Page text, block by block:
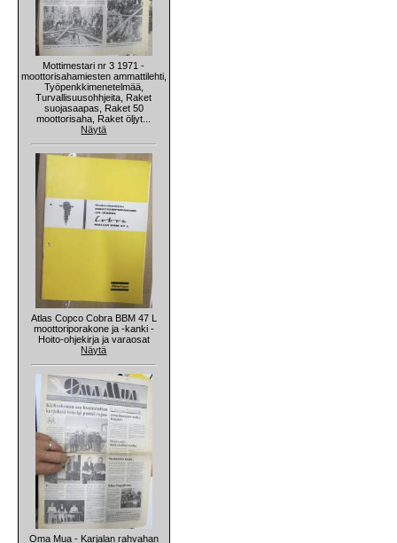
Mottimestari nr 3 1971 -
moottorisahamiesten ammattilehti,
Työpenkkimenetelmää,
Turvallisuusohhjeita, Raket
suojasaapas, Raket 50
moottorisaha, Raket öljyt...
Näytä
Atlas Copco Cobra BBM 47 L
moottoriporakone ja -kanki -
Hoito-ohjekirja ja varaosat
Näytä
Oma Mua - Karjalan rahvahan